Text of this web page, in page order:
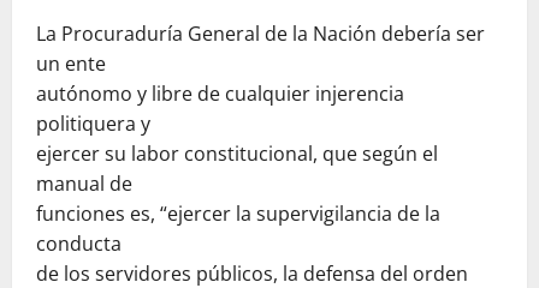
La Procuraduría General de la Nación debería ser
un ente
autónomo y libre de cualquier injerencia
politiquera y
ejercer su labor constitucional, que según el
manual de
funciones es, “ejercer la supervigilancia de la
conducta
de los servidores públicos, la defensa del orden